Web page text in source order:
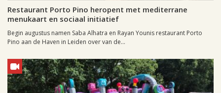
Restaurant Porto Pino heropent met mediterrane
menukaart en sociaal initiatief
Begin augustus namen Saba Alhatra en Rayan Younis restaurant Porto
Pino aan de Haven in Leiden over van de...